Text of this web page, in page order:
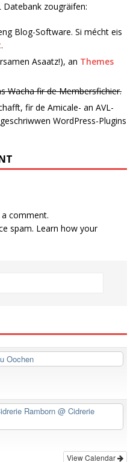
Datebank zougräifen:
Blog-Software. Si mécht eis
.
Asaatz!), an Themes
Wacha fir de Membersfichier.
fir de Amicale- an AVL-
WordPress-Plugins
comment.
spam. Learn how your
Oochen
Ramborn @ Cidrerie
View Calendar